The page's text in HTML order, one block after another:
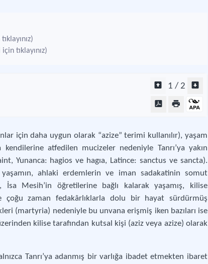
tıklayınız)
1 / 2
için daha uygun olarak “azize” terimi kullanılır), yaşam
atfedilen mucizeler nedeniyle Tanrı’ya yakın
Yunanca: hagios ve hagıa, Latince: sanctus ve sancta).
yaşamın, ahlaki erdemlerin ve iman sadakatinin somut
Mesih’in öğretilerine bağlı kalarak yaşamış, kilise
zaman fedakârlıklarla dolu bir hayat sürdürmüş
(martyria) nedeniyle bu unvana erişmiş iken bazıları ise
kilise tarafından kutsal kişi (aziz veya azize) olarak
Tanrı’ya adanmış bir varlığa ibadet etmekten ibaret